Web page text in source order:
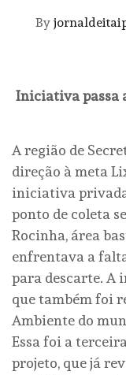
By
Iniciativa passa
A região de
direção à meta
iniciativa
ponto de coleta
Rocinha, área
enfrentava a
para descarte. A
que também foi
Ambiente do
Essa foi a
projeto, que já